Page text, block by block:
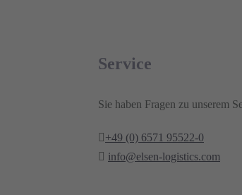
Service
Sie haben Fragen zu unserem
+49 (0) 6571 95522-0
info@elsen-logistics.com